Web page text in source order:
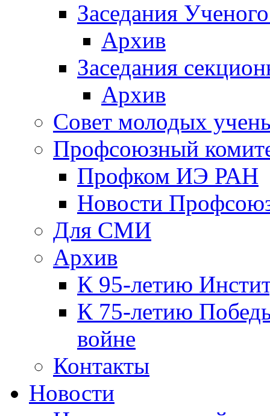
Заседания
Архив
Заседания
Архив
Совет молодых
Профсоюзный
Профком ИЭ РАН
Новости
Для СМИ
Архив
К 95-летию
К 75-летию
войне
Контакты
Новости